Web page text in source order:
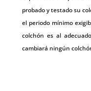
probado y testado su
el periodo mínimo
colchón es al
cambiará ningún